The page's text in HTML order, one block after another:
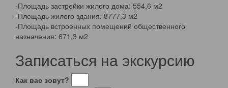
-Площадь застройки жилого дома: 554,6 м2
-Площадь жилого здания: 8777,3 м2
-Площадь встроенных помещений общественного
назначения: 671,3 м2
Записаться на экскурсию
Как вас зовут?